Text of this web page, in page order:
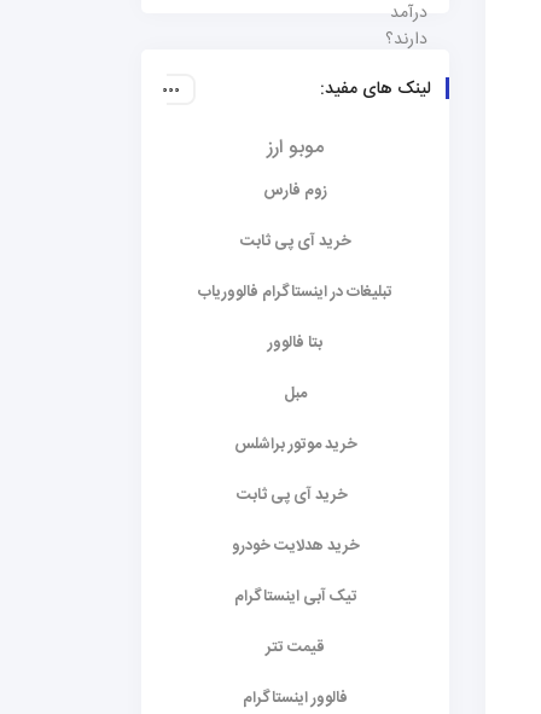
لینک های مفید:
موبو ارز
زوم فارس
خرید آی پی ثابت
تبلیغات در اینستاگرام فالووریاب
بتا فالوور
مبل
خرید موتور براشلس
خرید آی پی ثابت
خرید هدلایت خودرو
تیک آبی اینستاگرام
قیمت تتر
فالوور اینستاگرام